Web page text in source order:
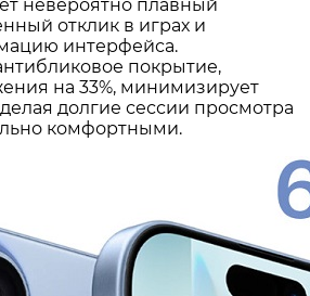
невероятно плавный
отклик в играх и
интерфейса.
покрытие,
на 33%, минимизирует
делая долгие сессии просмотра
комфортными.